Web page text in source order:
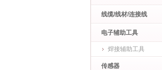
线缆/线材/连接线
电子辅助工具
焊接辅助工具
传感器